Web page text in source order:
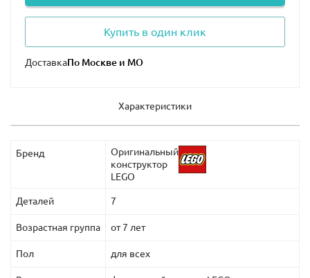
Купить в один клик
Доставка
Характеристики
Бренд
Оригинальный
конструктор
LEGO
Деталей 7
Возрастная группа от 7 лет
Пол для всех